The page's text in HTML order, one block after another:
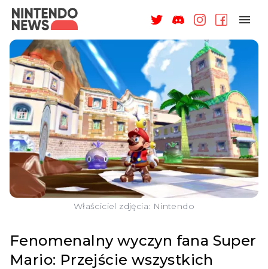
NAGRODY
NEWSY
RECENZJE
ARTYKUŁY
WSPARCIE
O NAS
ZALOGUJ
Właściciel zdjęcia: Nintendo
Fenomenalny wyczyn fana Super
Mario: Przejście wszystkich